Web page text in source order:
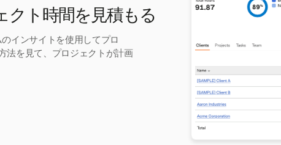
クト時間を見積もる
インサイトを使用してプロ
法を見て、プロジェクトが計画